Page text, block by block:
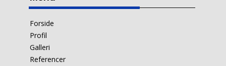
Forside
Profil
Galleri
Referencer